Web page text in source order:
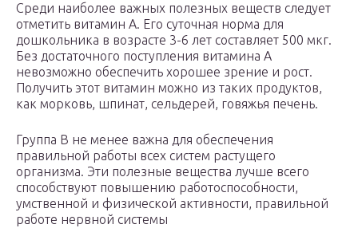
Среди наиболее важных полезных веществ следует
отметить витамин А. Его суточная норма для
дошкольника в возрасте 3-6 лет составляет 500 мкг.
Без достаточного поступления витамина А
невозможно обеспечить хорошее зрение и рост.
Получить этот витамин можно из таких продуктов,
как морковь, шпинат, сельдерей, говяжья печень.
Группа В не менее важна для обеспечения
правильной работы всех систем растущего
организма. Эти полезные вещества лучше всего
способствуют повышению работоспособности,
умственной и физической активности, правильной
работе нервной системы